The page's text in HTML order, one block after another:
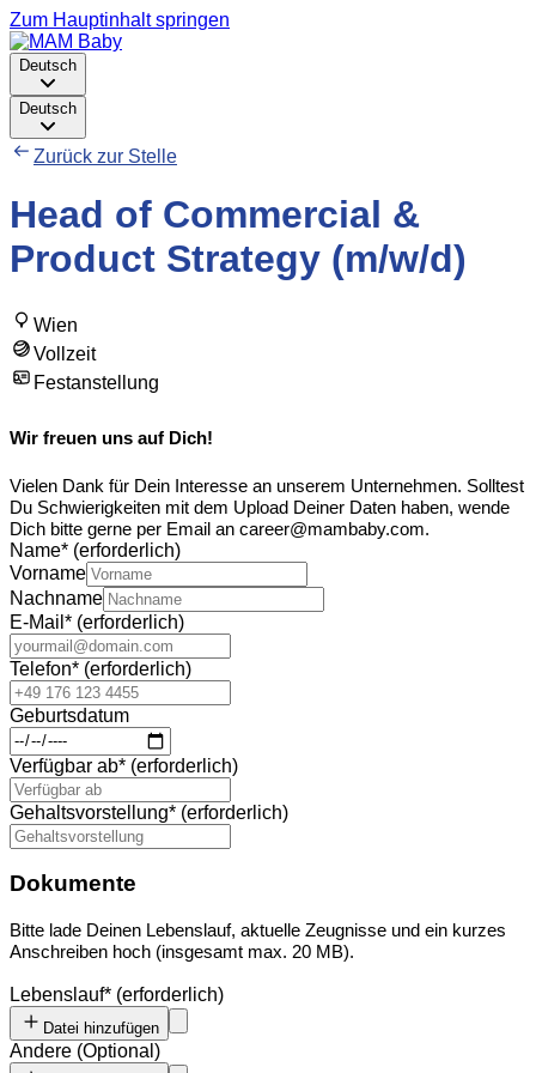
Zum Hauptinhalt springen
Deutsch
Deutsch
Zurück zur Stelle
Head of Commercial &
Product Strategy (m/w/d)
Wien
Vollzeit
Festanstellung
Wir freuen uns auf Dich!
Vielen Dank für Dein Interesse an unserem Unternehmen. Solltest
Du Schwierigkeiten mit dem Upload Deiner Daten haben, wende
Dich bitte gerne per Email an career@mambaby.com.
Name* (erforderlich)
Vorname
Nachname
E-Mail * (erforderlich)
Telefon* (erforderlich)
Geburtsdatum
Verfügbar ab* (erforderlich)
Gehaltsvorstellung* (erforderlich)
Dokumente
Bitte lade Deinen Lebenslauf, aktuelle Zeugnisse und ein kurzes
Anschreiben hoch (insgesamt max. 20 MB).
Lebenslauf* (erforderlich)
Datei hinzufügen
Andere (Optional )